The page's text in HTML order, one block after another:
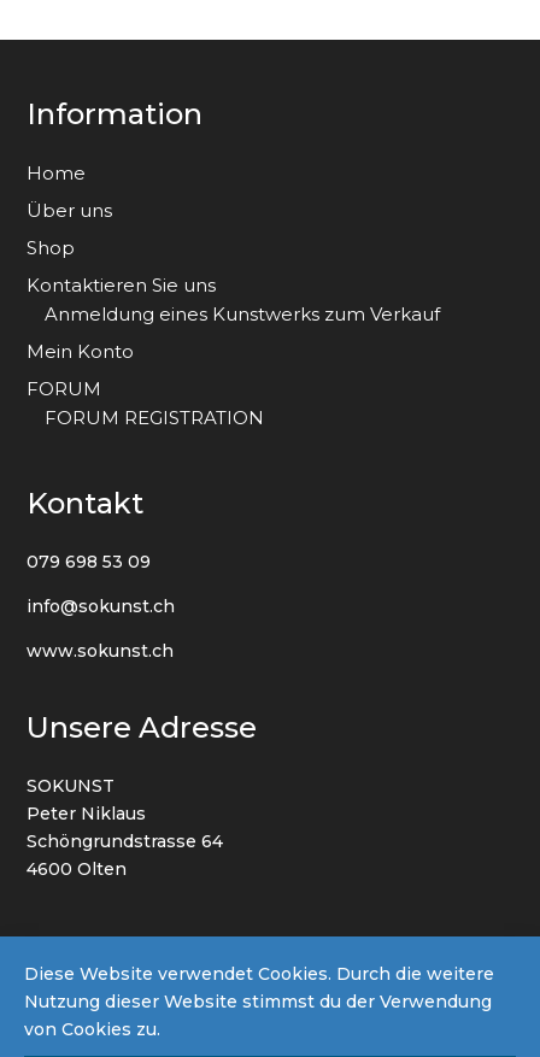
Information
Home
Über uns
Shop
Kontaktieren Sie uns
Anmeldung eines Kunstwerks zum Verkauf
Mein Konto
FORUM
FORUM REGISTRATION
Kontakt
079 698 53 09
info@sokunst.ch
www.sokunst.ch
Unsere Adresse
SOKUNST
Peter Niklaus
Schöngrundstrasse 64
4600 Olten
AGB Datenschutz Impressum
© 2022 By SOKUNST | Powered by
Diese Website verwendet Cookies. Durch die weitere
Nutzung dieser Website stimmst du der Verwendung
von Cookies zu.